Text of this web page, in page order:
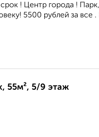
! Центр города !
5500 рублей за
55м², 5/9 этаж